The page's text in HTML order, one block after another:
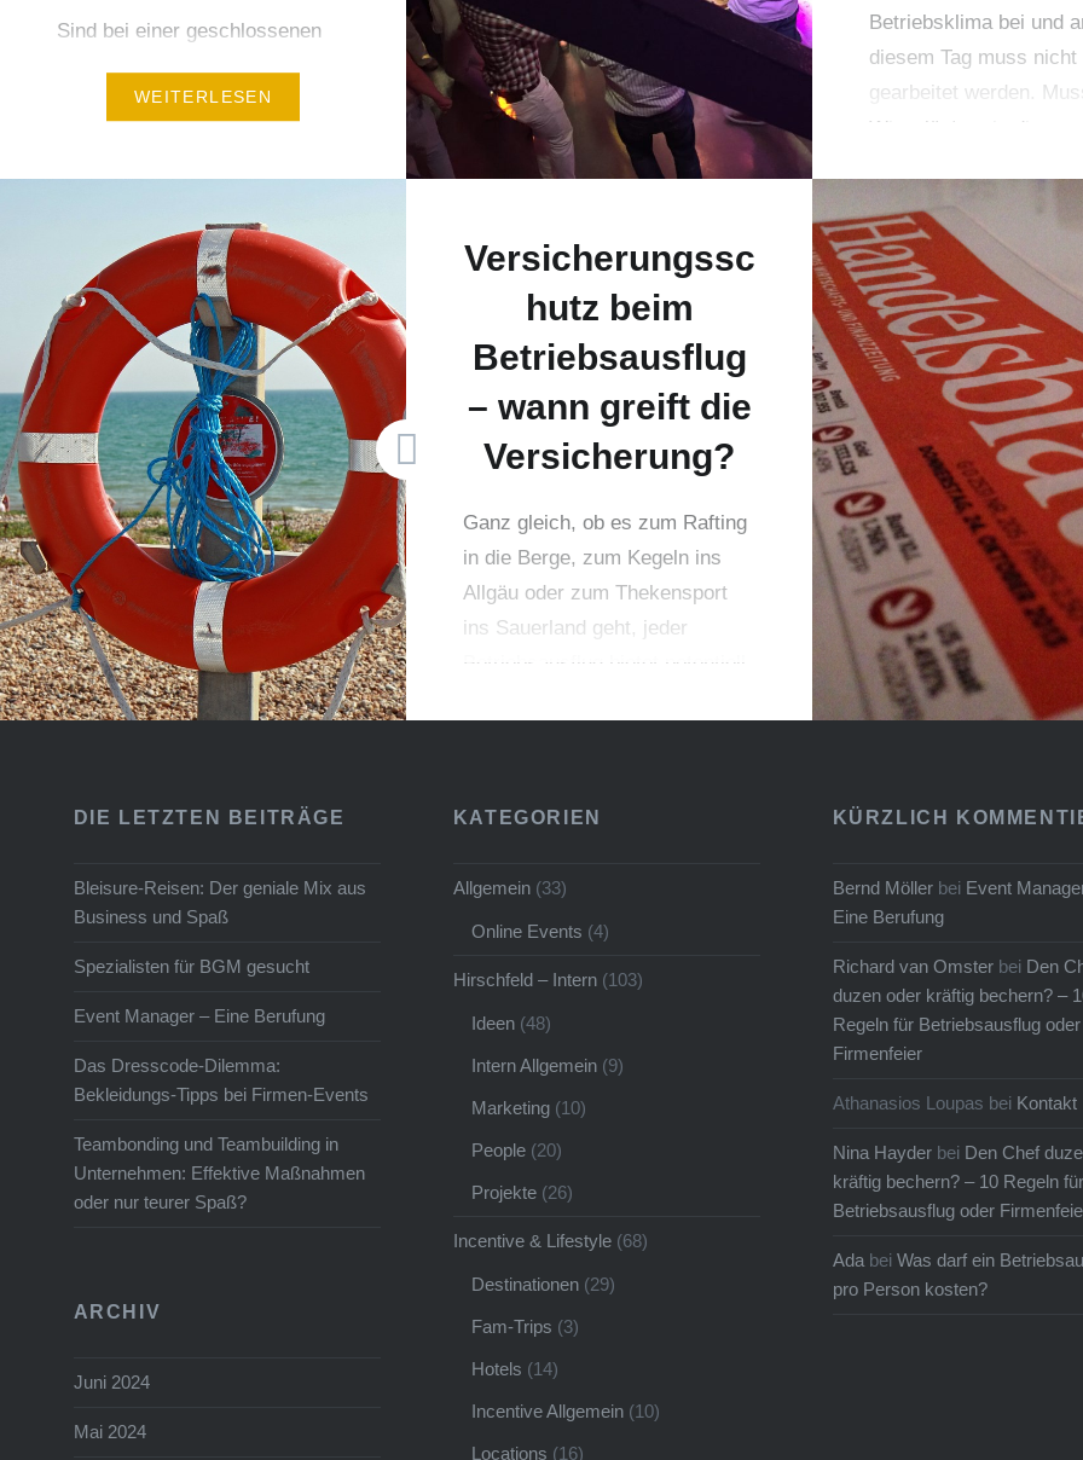
Sind bei einer geschlossenen
Gebühren fällig? Und wenn ja,
Feier verlangt die GEMA keine
Gebühren. Die Grillparty mit 30
Gästen kann also mit dem
bunten Hit-Mix weiterhin ohne
Konsequenzen der GEMA
stattfinden. Bei einer
geschlossenen Firmenparty mit
den Kollegen schaut…
WEITERLESEN
Betriebsklima bei und
diesem Tag muss nicht
gearbeitet werden.
Wir erläutern in diesem
welche Konsequenzen
Arbeitnehmer und
dadurch entstehen.
Versicherungssc
hutz beim
Betriebsausflug
– wann greift die
Versicherung?
Ganz gleich, ob es zum Rafting
in die Berge, zum Kegeln ins
Allgäu oder zum Thekensport
ins Sauerland geht, jeder
Betriebsausflug bietet potentiell
DIE LETZTEN BEITRÄGE
Bleisure-Reisen: Der geniale Mix aus
Business und Spaß
Spezialisten für BGM gesucht
Event Manager – Eine Berufung
Das Dresscode-Dilemma:
Bekleidungs-Tipps bei Firmen-Events
Teambonding und Teambuilding in
Unternehmen: Effektive Maßnahmen
oder nur teurer Spaß?
KATEGORIEN
Allgemein(33)
Online Events (4)
Hirschfeld – Intern(103)
Ideen(48)
Intern Allgemein(9)
Marketing(10)
People(20)
Projekte(26)
Incentive & Lifestyle(68)
Destinationen(29)
Fam-Trips (3)
Hotels (14)
Incentive Allgemein(10)
Locations (16)
KÜRZLICH
Bernd Möllerbei Event
Eine Berufung
Richard van Omsterbei Den
duzen oder kräftig bechern? –
Regeln für Betriebsausflug oder
Firmenfeier
Athanasios Loupas bei Kontakt
Nina Hayderbei Den Chef
kräftig bechern? – 10 Regeln für
Betriebsausflug oder
Adabei Was darf ein
pro Person kosten?
ARCHIV
Juni 2024
Mai 2024